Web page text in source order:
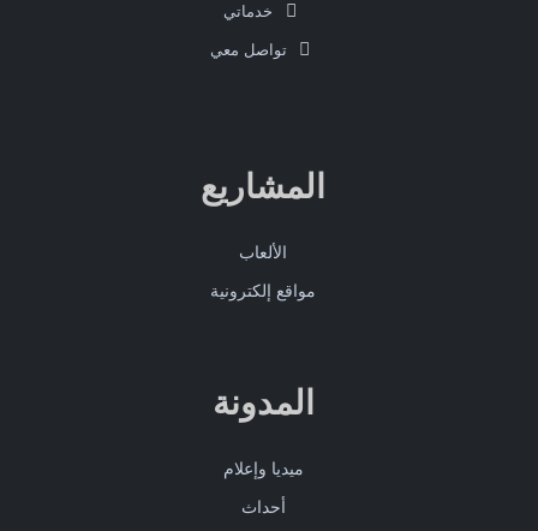
خدماتي
تواصل معي
المشاريع
الألعاب
مواقع إلكترونية
المدونة
ميديا وإعلام
أحداث